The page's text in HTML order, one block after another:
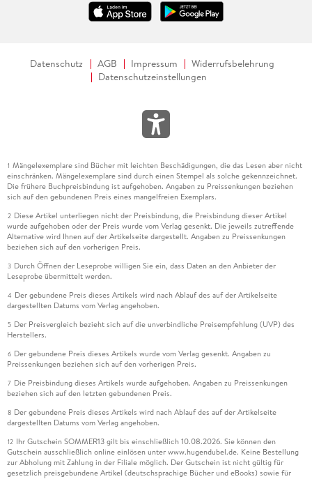
Datenschutz AGB Impressum
Widerrufsbelehrung
Datenschutzeinstellungen
1 Mängelexemplare sind Bücher mit leichten Beschädigungen, die das Lesen aber nicht
einschränken. Mängelexemplare sind durch einen Stempel als solche gekennzeichnet.
Die frühere Buchpreisbindung ist aufgehoben. Angaben zu Preissenkungen beziehen
sich auf den gebundenen Preis eines mangelfreien Exemplars.
2 Diese Artikel unterliegen nicht der Preisbindung, die Preisbindung dieser Artikel
wurde aufgehoben oder der Preis wurde vom Verlag gesenkt. Die jeweils zutreffende
Alternative wird Ihnen auf der Artikelseite dargestellt. Angaben zu Preissenkungen
beziehen sich auf den vorherigen Preis.
3 Durch Öffnen der Leseprobe willigen Sie ein, dass Daten an den Anbieter der
Leseprobe übermittelt werden.
4 Der gebundene Preis dieses Artikels wird nach Ablauf des auf der Artikelseite
dargestellten Datums vom Verlag angehoben.
5 Der Preisvergleich bezieht sich auf die unverbindliche Preisempfehlung (UVP) des
Herstellers.
6 Der gebundene Preis dieses Artikels wurde vom Verlag gesenkt. Angaben zu
Preissenkungen beziehen sich auf den vorherigen Preis.
7 Die Preisbindung dieses Artikels wurde aufgehoben. Angaben zu Preissenkungen
beziehen sich auf den letzten gebundenen Preis.
8 Der gebundene Preis dieses Artikels wird nach Ablauf des auf der Artikelseite
dargestellten Datums vom Verlag angehoben.
12 Ihr Gutschein SOMMER13 gilt bis einschließlich 10.08.2026. Sie können den
Gutschein ausschließlich online einlösen unter www.hugendubel.de. Keine Bestellung
zur Abholung mit Zahlung in der Filiale möglich. Der Gutschein ist nicht gültig für
gesetzlich preisgebundene Artikel (deutschsprachige Bücher und eBooks) sowie für